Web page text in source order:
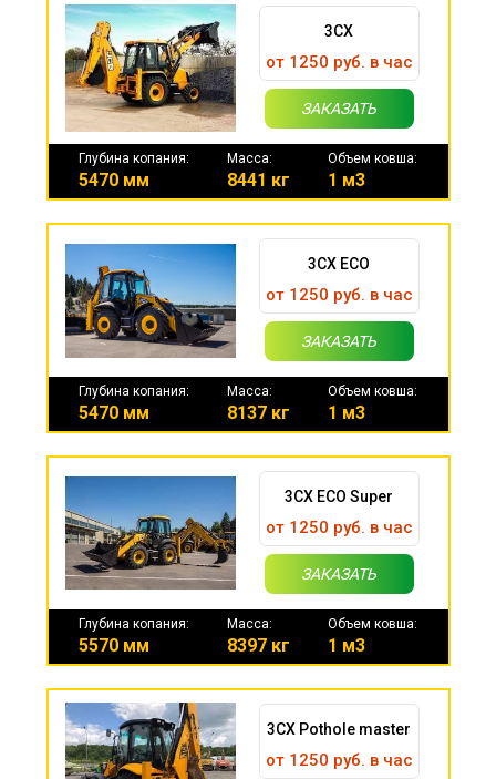
3CX
от 1250 руб. в час
ЗАКАЗАТЬ
Глубина копания:
5470 мм
Масса:
8441 кг
Объем ковша:
1 м3
3CX ECO
от 1250 руб. в час
ЗАКАЗАТЬ
Глубина копания:
5470 мм
Масса:
8137 кг
Объем ковша:
1 м3
3CX ECO Super
от 1250 руб. в час
ЗАКАЗАТЬ
Глубина копания:
5570 мм
Масса:
8397 кг
Объем ковша:
1 м3
3CX Pothole master
от 1250 руб. в час